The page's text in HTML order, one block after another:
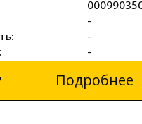
-
-
-
Подробнее